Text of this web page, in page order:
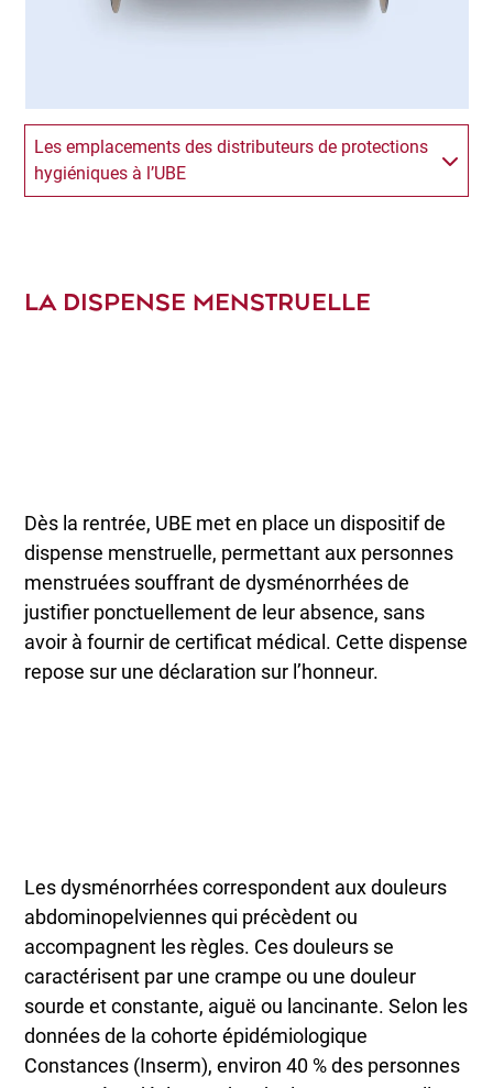
Les emplacements des distributeurs de protections
hygiéniques à l’UBE
LA DISPENSE MENSTRUELLE
Dès la rentrée, UBE met en place un dispositif de
dispense menstruelle, permettant aux personnes
menstruées souffrant de dysménorrhées de
justifier ponctuellement de leur absence, sans
avoir à fournir de certificat médical. Cette dispense
repose sur une déclaration sur l’honneur.
Les dysménorrhées correspondent aux douleurs
abdominopelviennes qui précèdent ou
accompagnent les règles. Ces douleurs se
caractérisent par une crampe ou une douleur
sourde et constante, aiguë ou lancinante. Selon les
données de la cohorte épidémiologique
Constances (Inserm), environ 40 % des personnes